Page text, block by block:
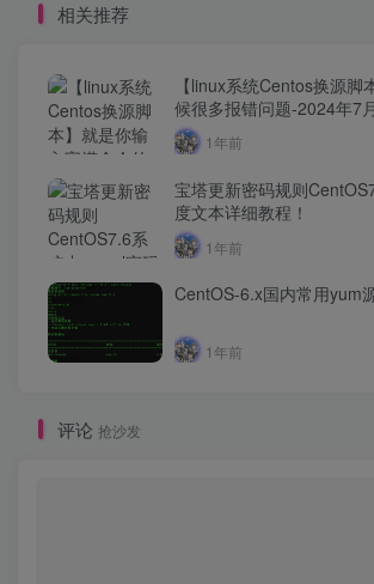
相关推荐
【linux系统Centos换源
候很多报错问题-2024年7
服务器yum源！
1年前
宝塔更新密码规则
度文本详细教程！
1年前
CentOS-6.x国内常用yum
1年前
评论 抢沙发